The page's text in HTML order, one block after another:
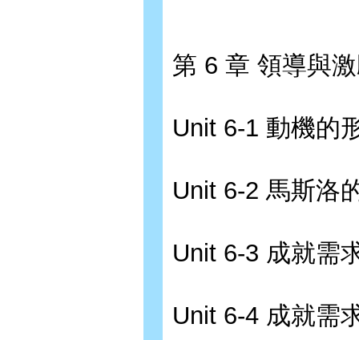
第 6 章 領導與
Unit 6-1 動機的
Unit 6-2 馬斯洛
Unit 6-3 成就需
Unit 6-4 成就需